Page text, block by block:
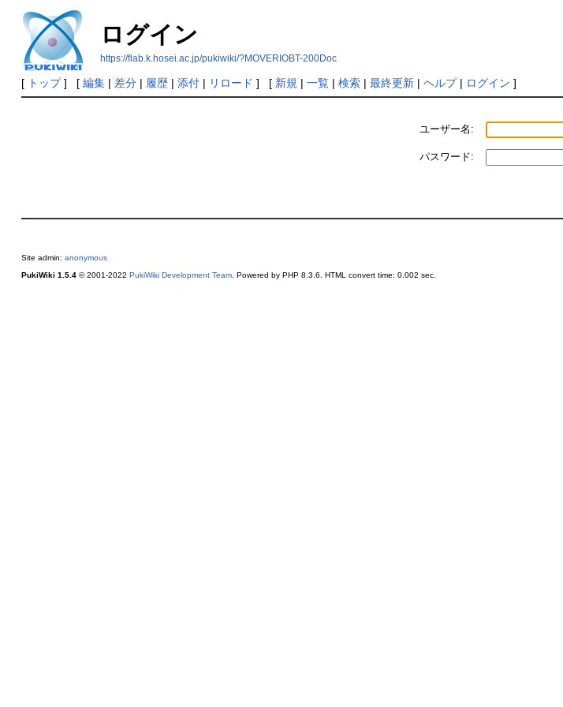
ログイン
https://flab.k.hosei.ac.jp/pukiwiki/?MOVERIOBT-200Doc
[ トップ] [ 編集| 差分| 履歴| 添付| リロード ] [ 新規 | 一覧| 検索| 最終更新| ヘルプ| ログイン ]
ユーザー名:
パスワード:
Site admin: anonymous
PukiWiki 1.5.4© 2001-2022 PukiWiki Development Team. Powered by PHP 8.3.6. HTML convert time: 0.002 sec.